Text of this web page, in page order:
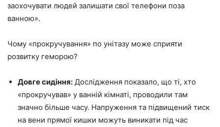
заохочувати людей залишати свої телефони поза
ванною».
Чому «прокручування» по унітазу може сприяти
розвитку геморою?
Довге сидіння: Дослідження показало, що ті, хто
«прокручував» у ванній кімнаті, проводили там
значно більше часу. Напруження та підвищений тиск
на вени прямої кишки можуть виникати під час